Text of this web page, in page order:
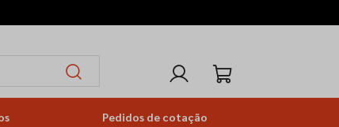
Pedidos de cotação